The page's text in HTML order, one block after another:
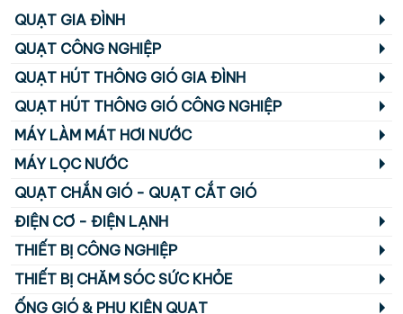
QUẠT GIA ĐÌNH
QUẠT CÔNG NGHIỆP
QUẠT HÚT THÔNG GIÓ GIA ĐÌNH
QUẠT HÚT THÔNG GIÓ CÔNG NGHIỆP
MÁY LÀM MÁT HƠI NƯỚC
MÁY LỌC NƯỚC
QUẠT CHẮN GIÓ - QUẠT CẮT GIÓ
ĐIỆN CƠ - ĐIỆN LẠNH
THIẾT BỊ CÔNG NGHIỆP
THIẾT BỊ CHĂM SÓC SỨC KHỎE
ỐNG GIÓ & PHỤ KIỆN QUẠT